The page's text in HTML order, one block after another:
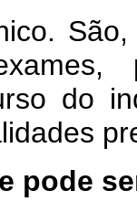
do
pode